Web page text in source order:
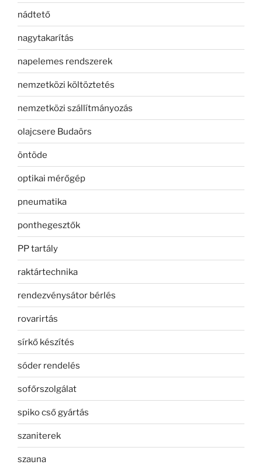
nádtető
nagytakarítás
napelemes rendszerek
nemzetközi költöztetés
nemzetközi szállítmányozás
olajcsere Budaörs
öntöde
optikai mérőgép
pneumatika
ponthegesztők
PP tartály
raktártechnika
rendezvénysátor bérlés
rovarirtás
sírkő készítés
sóder rendelés
sofőrszolgálat
spiko cső gyártás
szaniterek
szauna